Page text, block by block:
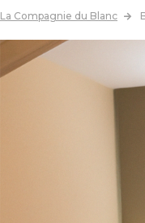
La Compagnie du Blanc